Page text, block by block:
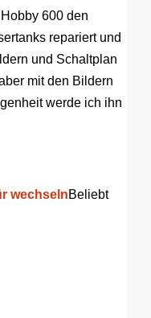
600 den
repariert und
und Schaltplan
mit den Bildern
werde ich ihn
wechselnBeliebt